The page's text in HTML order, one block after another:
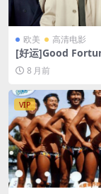
欧美 高清电影
[好运]Good
[百度网盘+夸克网
清未删减资源][网
8 月前
VIP